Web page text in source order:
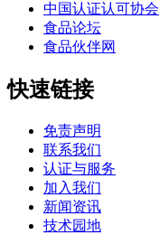
中国认证认可协会
食品论坛
食品伙伴网
快速链接
免责声明
联系我们
认证与服务
加入我们
新闻资讯
技术园地